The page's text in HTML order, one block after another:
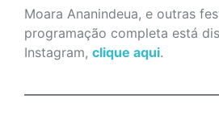
Moara Ananindeua, e outras
programação completa está
Instagram, clique aqui.